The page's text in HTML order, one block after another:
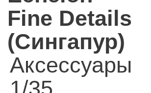
Fine Details
(Сингапур)
Аксессуары
1/35